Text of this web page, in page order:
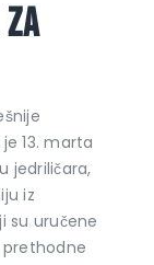
13. marta
jedriličara,
iz
su uručene